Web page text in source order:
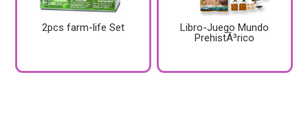
2pcs farm-life Set
Libro-Juego Mundo
PrehistÃ³rico